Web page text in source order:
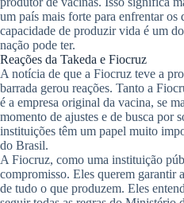
um país mais forte para enfrentar os
capacidade de produzir vida é um
nação pode ter.
Reações da Takeda e Fiocruz
A notícia de que a Fiocruz teve a
barrada gerou reações. Tanto a
é a empresa original da vacina, se
momento de ajustes e de busca por
instituições têm um papel muito
do Brasil.
A Fiocruz, como uma instituição
compromisso. Eles querem garantir
de tudo o que produzem. Eles